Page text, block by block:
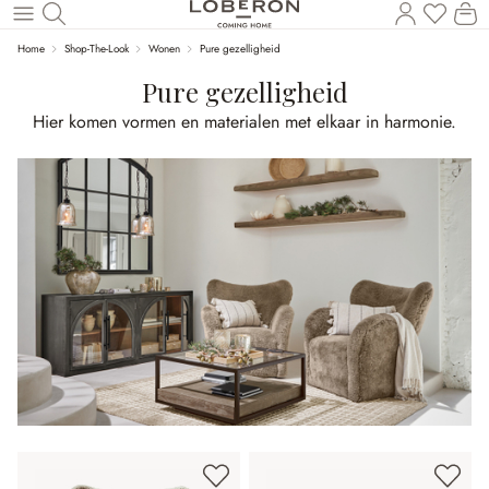
Naar de hoofdinhoud
U
Home Shop-The-Look Wonen Pure gezelligheid
Pure gezelligheid
Hier komen vormen en materialen met elkaar in harmonie.